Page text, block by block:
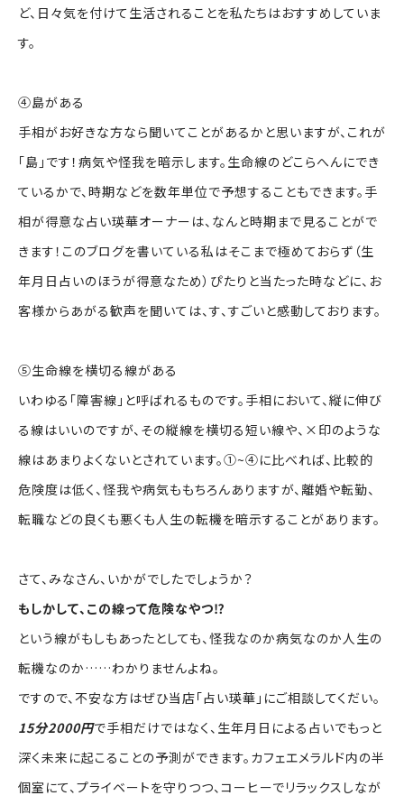
ど、日々気を付けて生活されることを私たちはおすすめしていま
す。
④島がある
手相がお好きな方なら聞いてことがあるかと思いますが、これが
「島」です！病気や怪我を暗示します。生命線のどこらへんにでき
ているかで、時期などを数年単位で予想することもできます。手
相が得意な占い瑛華オーナーは、なんと時期まで見ることがで
きます！このブログを書いている私はそこまで極めておらず（生
年月日占いのほうが得意なため）ぴたりと当たった時などに、お
客様からあがる歓声を聞いては、す、すごいと感動しております。
⑤生命線を横切る線がある
いわゆる「障害線」と呼ばれるものです。手相において、縦に伸び
る線はいいのですが、その縦線を横切る短い線や、×印のような
線はあまりよくないとされています。①~④に比べれば、比較的
危険度は低く、怪我や病気ももちろんありますが、離婚や転勤、
転職などの良くも悪くも人生の転機を暗示することがあります。
さて、みなさん、いかがでしたでしょうか？
もしかして、この線って危険なやつ⁉
という線がもしもあったとしても、怪我なのか病気なのか人生の
転機なのか……わかりませんよね。
ですので、不安な方はぜひ当店「占い瑛華」にご相談してくだい。
15分2000円で手相だけではなく、生年月日による占いでもっと
深く未来に起こることの予測ができます。カフェエメラルド内の半
個室にて、プライベートを守りつつ、コーヒーでリラックスしなが